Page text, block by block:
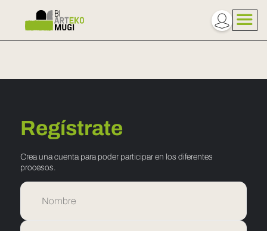
Regístrate
Crea una cuenta para poder participar en los diferentes
procesos.